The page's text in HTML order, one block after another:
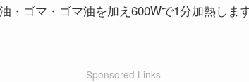
・ゴマ・ゴマ油を加え600Wで1分加熱します
Sponsored Links